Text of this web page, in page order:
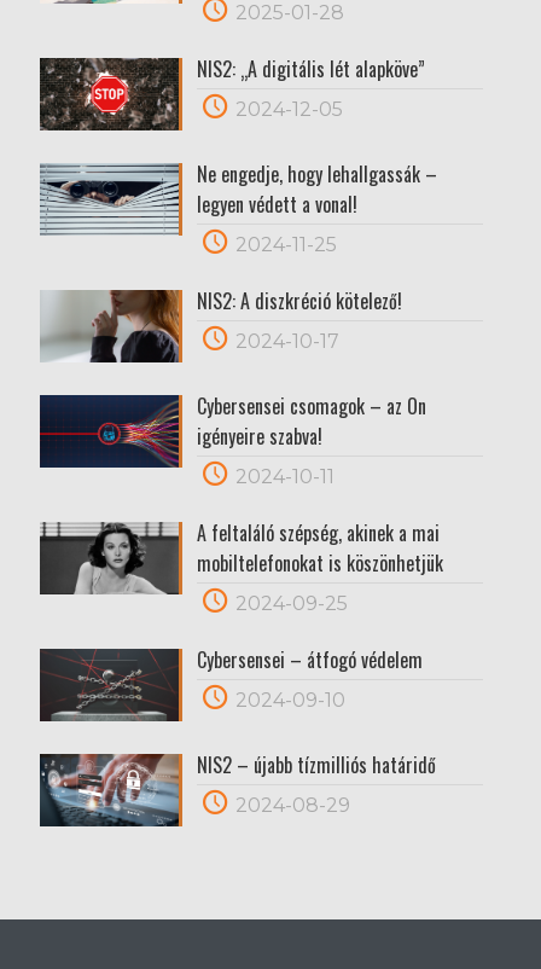
2025-01-28
NIS2: „A digitális lét alapköve”
2024-12-05
Ne engedje, hogy lehallgassák –
legyen védett a vonal!
2024-11-25
NIS2: A diszkréció kötelező!
2024-10-17
Cybersensei csomagok – az Ön
igényeire szabva!
2024-10-11
A feltaláló szépség, akinek a mai
mobiltelefonokat is köszönhetjük
2024-09-25
Cybersensei – átfogó védelem
2024-09-10
NIS2 – újabb tízmilliós határidő
2024-08-29